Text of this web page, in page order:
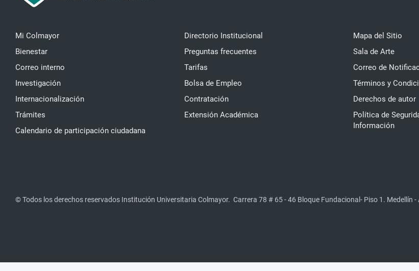
Mi Colmayor
Bienestar
Correo interno
Investigación
Internacionalización
Trámites
Calendario de participación ciudadana
Directorio Institucional
Preguntas frecuentes
Tarifas
Bolsa de Empleo
Contratación
Extensión Académica
Mapa del Sitio
Sala de Arte
Correo de
Términos y
Derechos de autor
Política de
Información
© Todos los derechos reservados Institución Universitaria Colmayor. Carrera 78 # 65 - 46 Bloque Fundacional- Piso 1. Medellín